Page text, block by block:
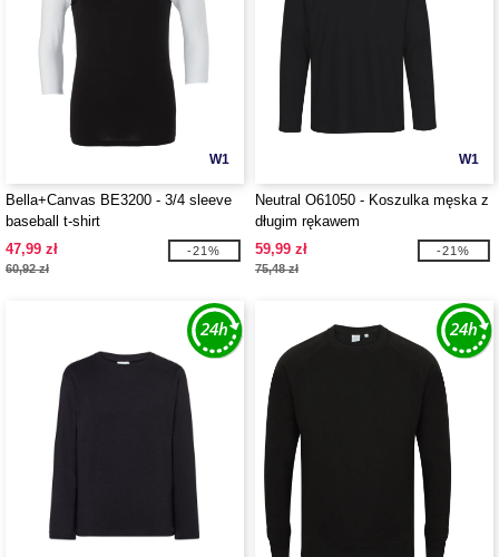
W1
Bella+Canvas BE3200 - 3/4 sleeve
baseball t-shirt
47,99 zł
60,92 zł
-21%
W1
Neutral O61050 - Koszulka męska z
długim rękawem
59,99 zł
75,48 zł
-21%